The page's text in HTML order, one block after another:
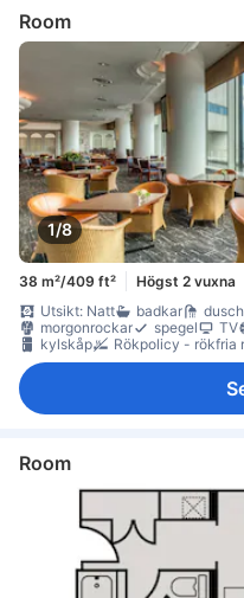
Room
1/8
38 m²/409 ft² Högst 2 vuxna
Utsikt: Natt
badkar dusch
morgonrockar
spegel TV
kylskåp
Rökpolicy - rökfria
Room